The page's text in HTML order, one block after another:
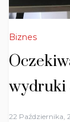
Biznes
wydruki
22 Października,